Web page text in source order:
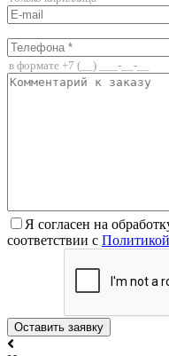
Я согласен на
соответствии с